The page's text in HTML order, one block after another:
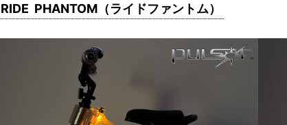
RIDE PHANTOM（ライドファントム）